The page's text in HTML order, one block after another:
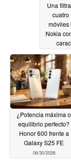
Una
cuatro
móviles
Nokia
¿Potencia máxima o
equilibrio perfecto?
Honor 600 frente a
Galaxy S25 FE
06/30/2026